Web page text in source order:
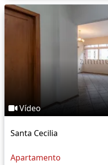
Vídeo
Santa Cecilia
Apartamento